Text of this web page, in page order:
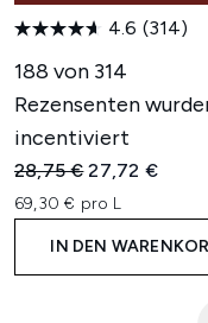
4.6 (314)
188 von 314
Rezensenten
incentiviert
Unverbindliche
28,75 €Aktueller
27,72 €
69,30 € pro L
IN DEN